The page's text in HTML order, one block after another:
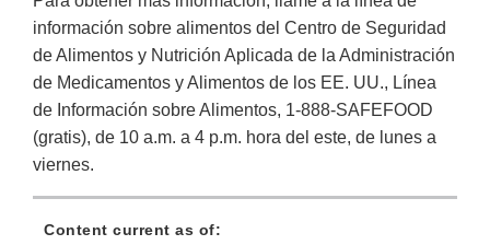
información sobre alimentos del Centro de Seguridad
de Alimentos y Nutrición Aplicada de la Administración
de Medicamentos y Alimentos de los EE. UU., Línea
de Información sobre Alimentos, 1-888-SAFEFOOD
(gratis), de 10 a.m. a 4 p.m. hora del este, de lunes a
viernes.
Content current as of: